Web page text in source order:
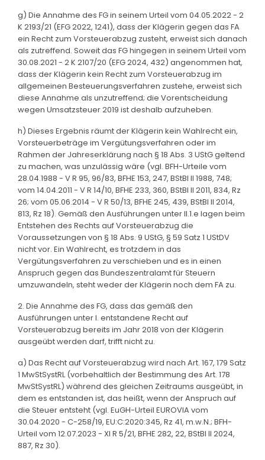
g) Die Annahme des FG in seinem Urteil vom 04.05.2022 - 2
K 2193/21 (EFG 2022, 1241), dass der Klägerin gegen das FA
ein Recht zum Vorsteuerabzug zusteht, erweist sich danach
als zutreffend. Soweit das FG hingegen in seinem Urteil vom
30.08.2021 - 2 K 2107/20 (EFG 2024, 432) angenommen hat,
dass der Klägerin kein Recht zum Vorsteuerabzug im
allgemeinen Besteuerungsverfahren zustehe, erweist sich
diese Annahme als unzutreffend; die Vorentscheidung
wegen Umsatzsteuer 2019 ist deshalb aufzuheben.
h) Dieses Ergebnis räumt der Klägerin kein Wahlrecht ein,
Vorsteuerbeträge im Vergütungsverfahren oder im
Rahmen der Jahreserklärung nach § 18 Abs. 3 UStG geltend
zu machen, was unzulässig wäre (vgl. BFH-Urteile vom
28.04.1988 - V R 95, 96/83, BFHE 153, 247, BStBl II 1988, 748;
vom 14.04.2011 - V R 14/10, BFHE 233, 360, BStBl II 2011, 834, Rz
26; vom 05.06.2014 - V R 50/13, BFHE 245, 439, BStBl II 2014,
813, Rz 18). Gemäß den Ausführungen unter II.1.e lagen beim
Entstehen des Rechts auf Vorsteuerabzug die
Voraussetzungen von § 18 Abs. 9 UStG, § 59 Satz 1 UStDV
nicht vor. Ein Wahlrecht, es trotzdem in das
Vergütungsverfahren zu verschieben und es in einen
Anspruch gegen das Bundeszentralamt für Steuern
umzuwandeln, steht weder der Klägerin noch dem FA zu.
2. Die Annahme des FG, dass das gemäß den
Ausführungen unter I. entstandene Recht auf
Vorsteuerabzug bereits im Jahr 2018 von der Klägerin
ausgeübt werden darf, trifft nicht zu.
a) Das Recht auf Vorsteuerabzug wird nach Art. 167, 179 Satz
1 MwStSystRL (vorbehaltlich der Bestimmung des Art. 178
MwStSystRL) während des gleichen Zeitraums ausgeübt, in
dem es entstanden ist, das heißt, wenn der Anspruch auf
die Steuer entsteht (vgl. EuGH-Urteil EUROVIA vom
30.04.2020 - C-258/19, EU:C:2020:345, Rz 41, m.w.N.; BFH-
Urteil vom 12.07.2023 - XI R 5/21, BFHE 282, 22, BStBl II 2024,
887, Rz 30).